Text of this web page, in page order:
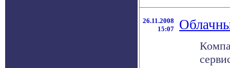
26.11.2008
15:07